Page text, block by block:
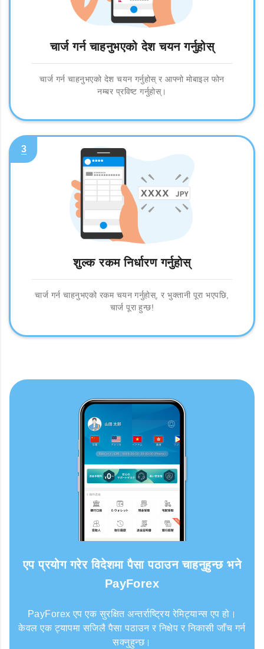
चार्ज गर्न चाहनुभएको देश चयन गर्नुहोस्
चार्ज गर्न चाहनुभएको देश चयन गर्नुहोस् र आफ्नो मोबाइल फोन
नम्बर प्रविष्ट गर्नुहोस्।
3
शुल्क रकम निर्धारण गर्नुहोस्
चार्ज गर्न चाहनुभएको रकम चयन गर्नुहोस्, र भुक्तानी पूरा भएपछि,
चार्ज पूरा हुन्छ!
एप प्रयोग गरेर विदेशमा पैसा पठाउन चाहनुहुन्छ भने
PayForex
PayForex एप एक सुरक्षित अन्तर्राष्ट्रिय रेमिट्यान्स एप हो।
केवल एक ट्यापमा सजिलै पैसा पठाउन र निक्षेप र निकासी जाँच गर्न
सक्नुहुन्छ।